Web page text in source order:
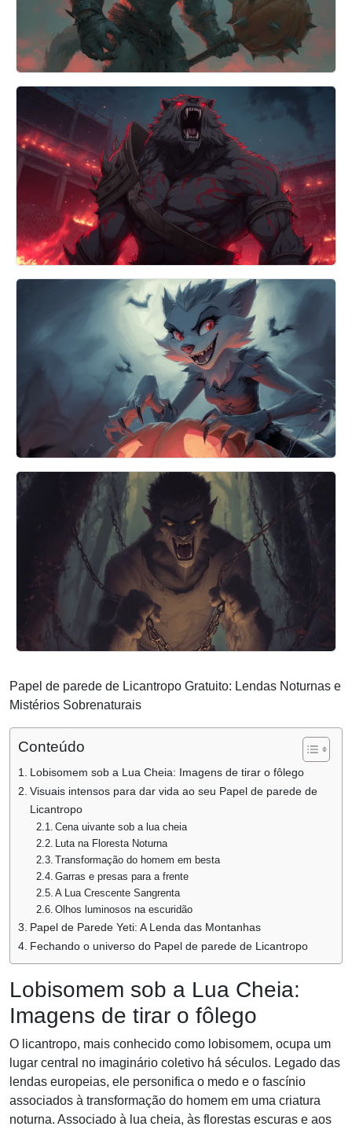
Papel de parede de Licantropo Gratuito: Lendas Noturnas e
Mistérios Sobrenaturais
Conteúdo
Lobisomem sob a Lua Cheia: Imagens de tirar o fôlego
Visuais intensos para dar vida ao seu Papel de parede de
Licantropo
Cena uivante sob a lua cheia
Luta na Floresta Noturna
Transformação do homem em besta
Garras e presas para a frente
A Lua Crescente Sangrenta
Olhos luminosos na escuridão
Papel de Parede Yeti: A Lenda das Montanhas
Fechando o universo do Papel de parede de Licantropo
Lobisomem sob a Lua Cheia:
Imagens de tirar o fôlego
O licantropo, mais conhecido como lobisomem, ocupa um
lugar central no imaginário coletivo há séculos. Legado das
lendas europeias, ele personifica o medo e o fascínio
associados à transformação do homem em uma criatura
noturna. Associado à lua cheia, às florestas escuras e aos